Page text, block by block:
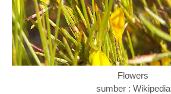
Flowers
sumber : Wikipedia